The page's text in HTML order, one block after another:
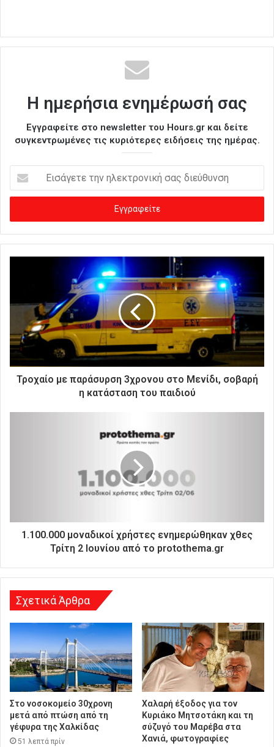
Η ημερήσια ενημέρωσή σας
Εγγραφείτε στο newsletter του Hours.gr και δείτε
συγκεντρωμένες τις κυριότερες ειδήσεις της ημέρας.
σ
γ
ε
ε
κ
τ
ν
Τροχαίο με παράσυρση 3χρονου στο Μενίδι, σοβαρή
η κατάσταση του παιδιού
1.100.000 μοναδικοί χρήστες ενημερώθηκαν χθες
Τρίτη 2 Ιουνίου από το protothema.gr
Σχετικά Άρθρα
Στο νοσοκομείο 30χρονη
μετά από πτώση από τη
γέφυρα της Χαλκίδας
51 λεπτά πρίν
Χαλαρή έξοδος για τον
Κυριάκο Μητσοτάκη και τη
σύζυγό του Μαρέβα στα
Χανιά, φωτογραφίες